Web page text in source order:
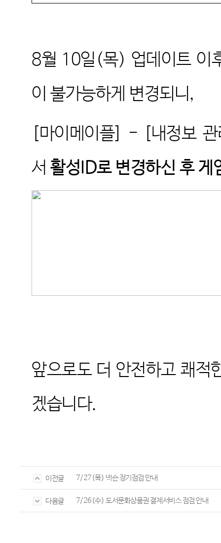
8월 10일 (목) 업데이트 이
이 불가능하게 변경되니 ,
마이메이플] - [ 내정보
서활성 ID로 변경하신 후 게
앞으로도 더 안전하고 쾌적
겠습니다.
이전글 7/27(목) 넥슨 정기점검 안내
다음글 7/26(수) 도서문화상품권 결제서비스 점검 안내